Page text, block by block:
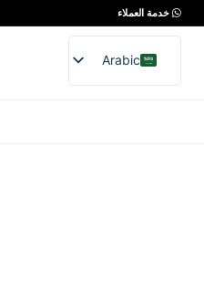
خدمة العملاء
Arabic
English